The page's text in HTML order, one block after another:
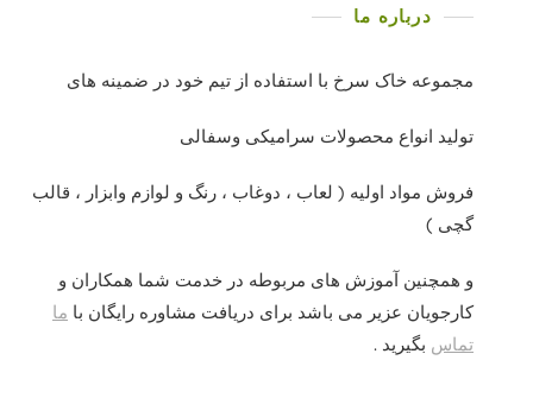
درباره ما
مجموعه خاک سرخ با استفاده از تیم خود در ضمینه های
تولید انواع محصولات سرامیکی وسفالی
فروش مواد اولیه ( لعاب ، دوغاب ، رنگ و لوازم وابزار ، قالب
گچی )
و همچنین آموزش های مربوطه در خدمت شما همکاران و
کارجویان عزیر می باشد برای دریافت مشاوره رایگان با ما
تماس بگیرید .